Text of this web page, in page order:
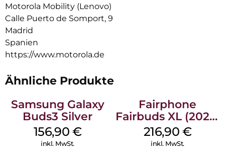
Motorola Mobility (Lenovo)
Calle Puerto de Somport, 9
Madrid
Spanien
https://www.motorola.de
Ähnliche Produkte
Samsung Galaxy
Buds3 Silver
156,90 €
inkl. MwSt.
Fairphone
Fairbuds XL (2025)
Horizon Black
216,90 €
inkl. MwSt.